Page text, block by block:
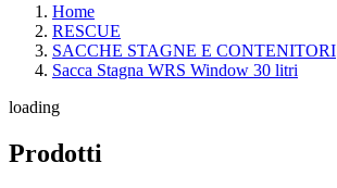
Home
RESCUE
SACCHE STAGNE E CONTENITORI
Sacca Stagna WRS Window 30 litri
loading
Prodotti